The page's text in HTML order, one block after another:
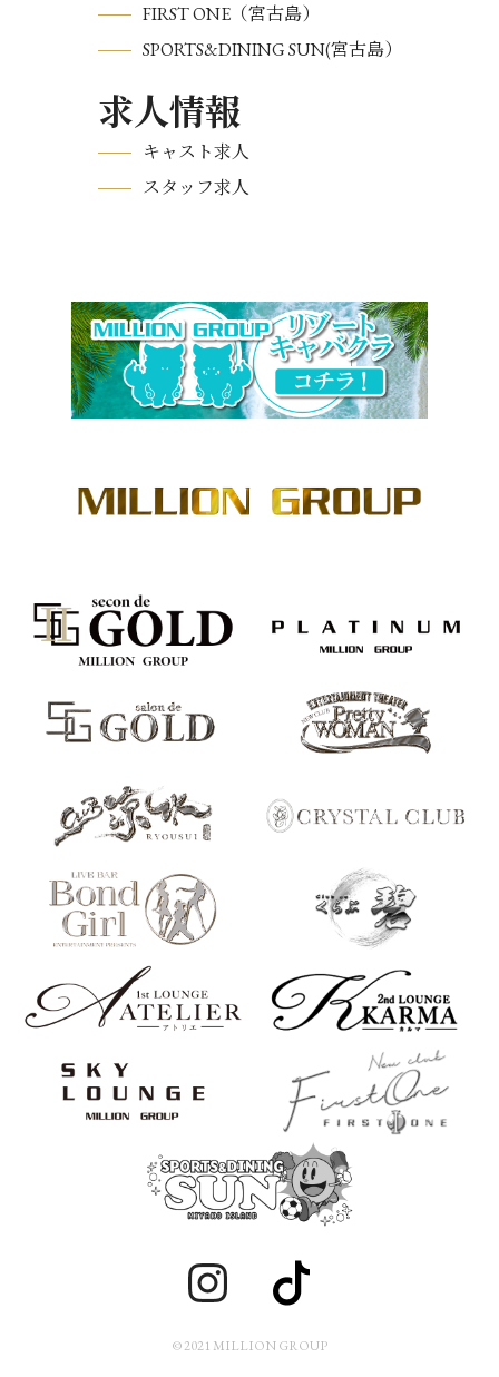
FIRST ONE（宮古島）
SPORTS&DINING SUN(宮古島）
求人情報
キャスト求人
スタッフ求人
© 2021 MILLION GROUP